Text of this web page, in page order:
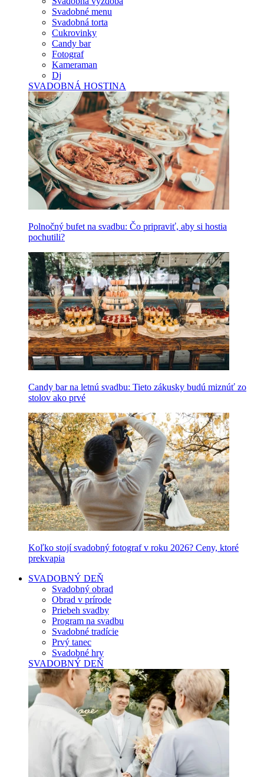
Svadobné menu
Svadobná torta
Cukrovinky
Candy bar
Fotograf
Kameraman
Dj
SVADOBNÁ HOSTINA
Polnočný bufet na svadbu: Čo pripraviť, aby si hostia
pochutili?
Candy bar na letnú svadbu: Tieto zákusky budú miznúť zo
stolov ako prvé
Koľko stojí svadobný fotograf v roku 2026? Ceny, ktoré
prekvapia
SVADOBNÝ DEŇ
Svadobný obrad
Obrad v prírode
Priebeh svadby
Program na svadbu
Svadobné tradície
Prvý tanec
Svadobné hry
SVADOBNÝ DEŇ